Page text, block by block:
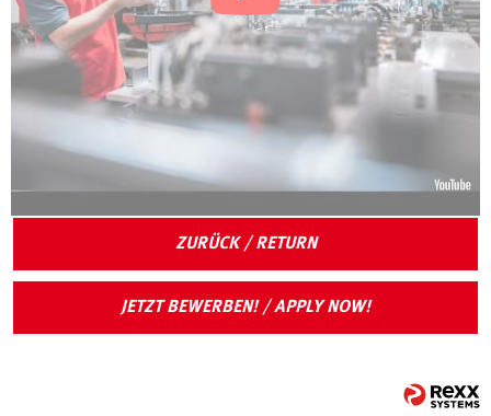
ZURÜCK / RETURN
JETZT BEWERBEN! / APPLY NOW!